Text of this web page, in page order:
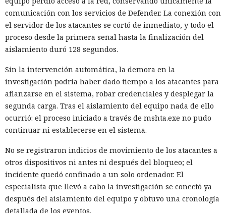
comunicación con los servicios de Defender. La conexión con
el servidor de los atacantes se cortó de inmediato, y todo el
proceso desde la primera señal hasta la finalización del
aislamiento duró 128 segundos.
Sin la intervención automática, la demora en la
investigación podría haber dado tiempo a los atacantes para
afianzarse en el sistema, robar credenciales y desplegar la
segunda carga. Tras el aislamiento del equipo nada de ello
ocurrió: el proceso iniciado a través de mshta.exe no pudo
continuar ni establecerse en el sistema.
No se registraron indicios de movimiento de los atacantes a
otros dispositivos ni antes ni después del bloqueo; el
incidente quedó confinado a un solo ordenador. El
especialista que llevó a cabo la investigación se conectó ya
después del aislamiento del equipo y obtuvo una cronología
detallada de los eventos.